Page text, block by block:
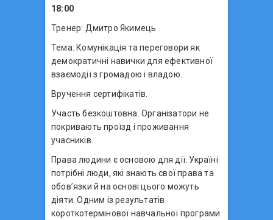
18:00
Тренер: Дмитро Якимець
Тема: Комунікація та переговори як
демократичні навички для ефективної
взаємодії з громадою і владою.
Вручення сертифікатів.
Участь безкоштовна. Організатори не
покривають проїзд і проживання
учасників.
Права людини є основою для дії. Україні
потрібні люди, які знають свої права та
обов’язки й на основі цього можуть
діяти. Одним із результатів
короткотермінової навчальної програми